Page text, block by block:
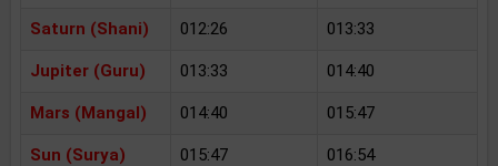
Saturn (Shani) 012:26 013:33
Jupiter (Guru) 013:33 014:40
Mars (Mangal) 014:40 015:47
Sun (Surya) 015:47 016:54